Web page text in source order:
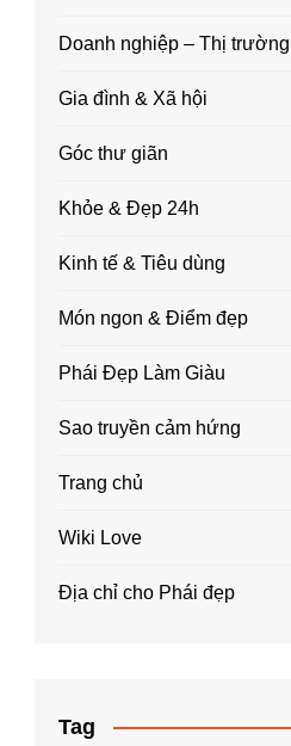
Doanh nghiệp – Thị trường
Gia đình & Xã hội
Góc thư giãn
Khỏe & Đẹp 24h
Kinh tế & Tiêu dùng
Món ngon & Điểm đẹp
Phái Đẹp Làm Giàu
Sao truyền cảm hứng
Trang chủ
Wiki Love
Địa chỉ cho Phái đẹp
Tag